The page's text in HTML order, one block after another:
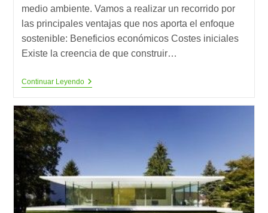
medio ambiente. Vamos a realizar un recorrido por
las principales ventajas que nos aporta el enfoque
sostenible: Beneficios económicos Costes iniciales
Existe la creencia de que construir…
Continuar LeyendoBeneficios